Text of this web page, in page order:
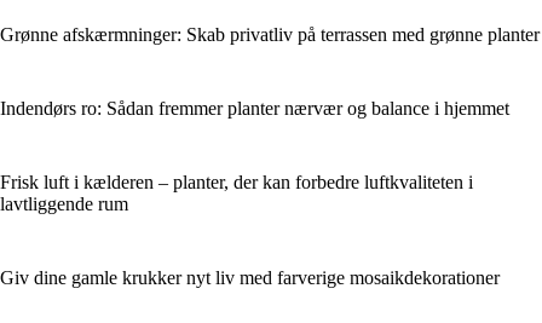
Grønne afskærmninger: Skab privatliv på terrassen med grønne planter
Indendørs ro: Sådan fremmer planter nærvær og balance i hjemmet
Frisk luft i kælderen – planter, der kan forbedre luftkvaliteten i
lavtliggende rum
Giv dine gamle krukker nyt liv med farverige mosaikdekorationer